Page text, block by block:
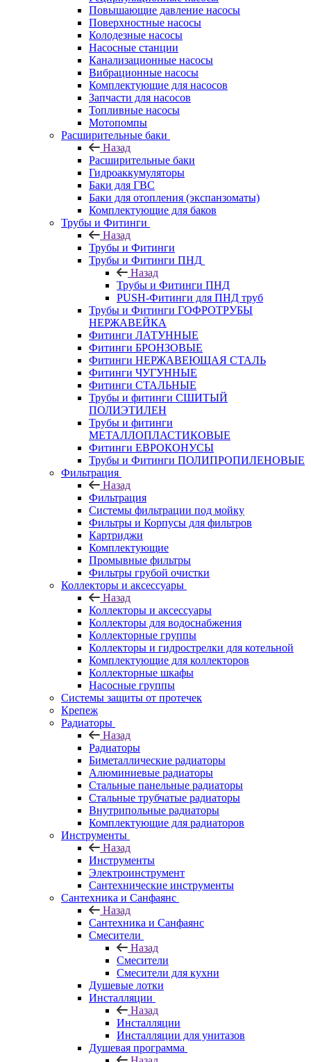
Повышающие давление насосы
Поверхностные насосы
Колодезные насосы
Насосные станции
Канализационные насосы
Вибрационные насосы
Комплектующие для насосов
Запчасти для насосов
Топливные насосы
Мотопомпы
Расширительные баки
Назад
Расширительные баки
Гидроаккумуляторы
Баки для ГВС
Баки для отопления (экспанзоматы)
Комплектующие для баков
Трубы и Фитинги
Назад
Трубы и Фитинги
Трубы и Фитинги ПНД
Назад
Трубы и Фитинги ПНД
PUSH-Фитинги для ПНД труб
Трубы и Фитинги ГОФРОТРУБЫ
НЕРЖАВЕЙКА
Фитинги ЛАТУННЫЕ
Фитинги БРОНЗОВЫЕ
Фитинги НЕРЖАВЕЮЩАЯ СТАЛЬ
Фитинги ЧУГУННЫЕ
Фитинги СТАЛЬНЫЕ
Трубы и фитинги СШИТЫЙ
ПОЛИЭТИЛЕН
Трубы и фитинги
МЕТАЛЛОПЛАСТИКОВЫЕ
Фитинги ЕВРОКОНУСЫ
Трубы и Фитинги ПОЛИПРОПИЛЕНОВЫЕ
Фильтрация
Назад
Фильтрация
Системы фильтрации под мойку
Фильтры и Корпусы для фильтров
Картриджи
Комплектующие
Промывные фильтры
Фильтры грубой очистки
Коллекторы и аксессуары
Назад
Коллекторы и аксессуары
Коллекторы для водоснабжения
Коллекторные группы
Коллекторы и гидрострелки для котельной
Комплектующие для коллекторов
Коллекторные шкафы
Насосные группы
Системы защиты от протечек
Крепеж
Радиаторы
Назад
Радиаторы
Биметаллические радиаторы
Алюминиевые радиаторы
Стальные панельные радиаторы
Стальные трубчатые радиаторы
Внутрипольные радиаторы
Комплектующие для радиаторов
Инструменты
Назад
Инструменты
Электроинструмент
Сантехнические инструменты
Сантехника и Санфаянс
Назад
Сантехника и Санфаянс
Смесители
Назад
Смесители
Смесители для кухни
Душевые лотки
Инсталляции
Назад
Инсталляции
Инсталляции для унитазов
Душевая программа